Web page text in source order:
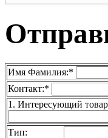
Имя Фамилия:*
Контакт:*
1. Интересующий
Тип: